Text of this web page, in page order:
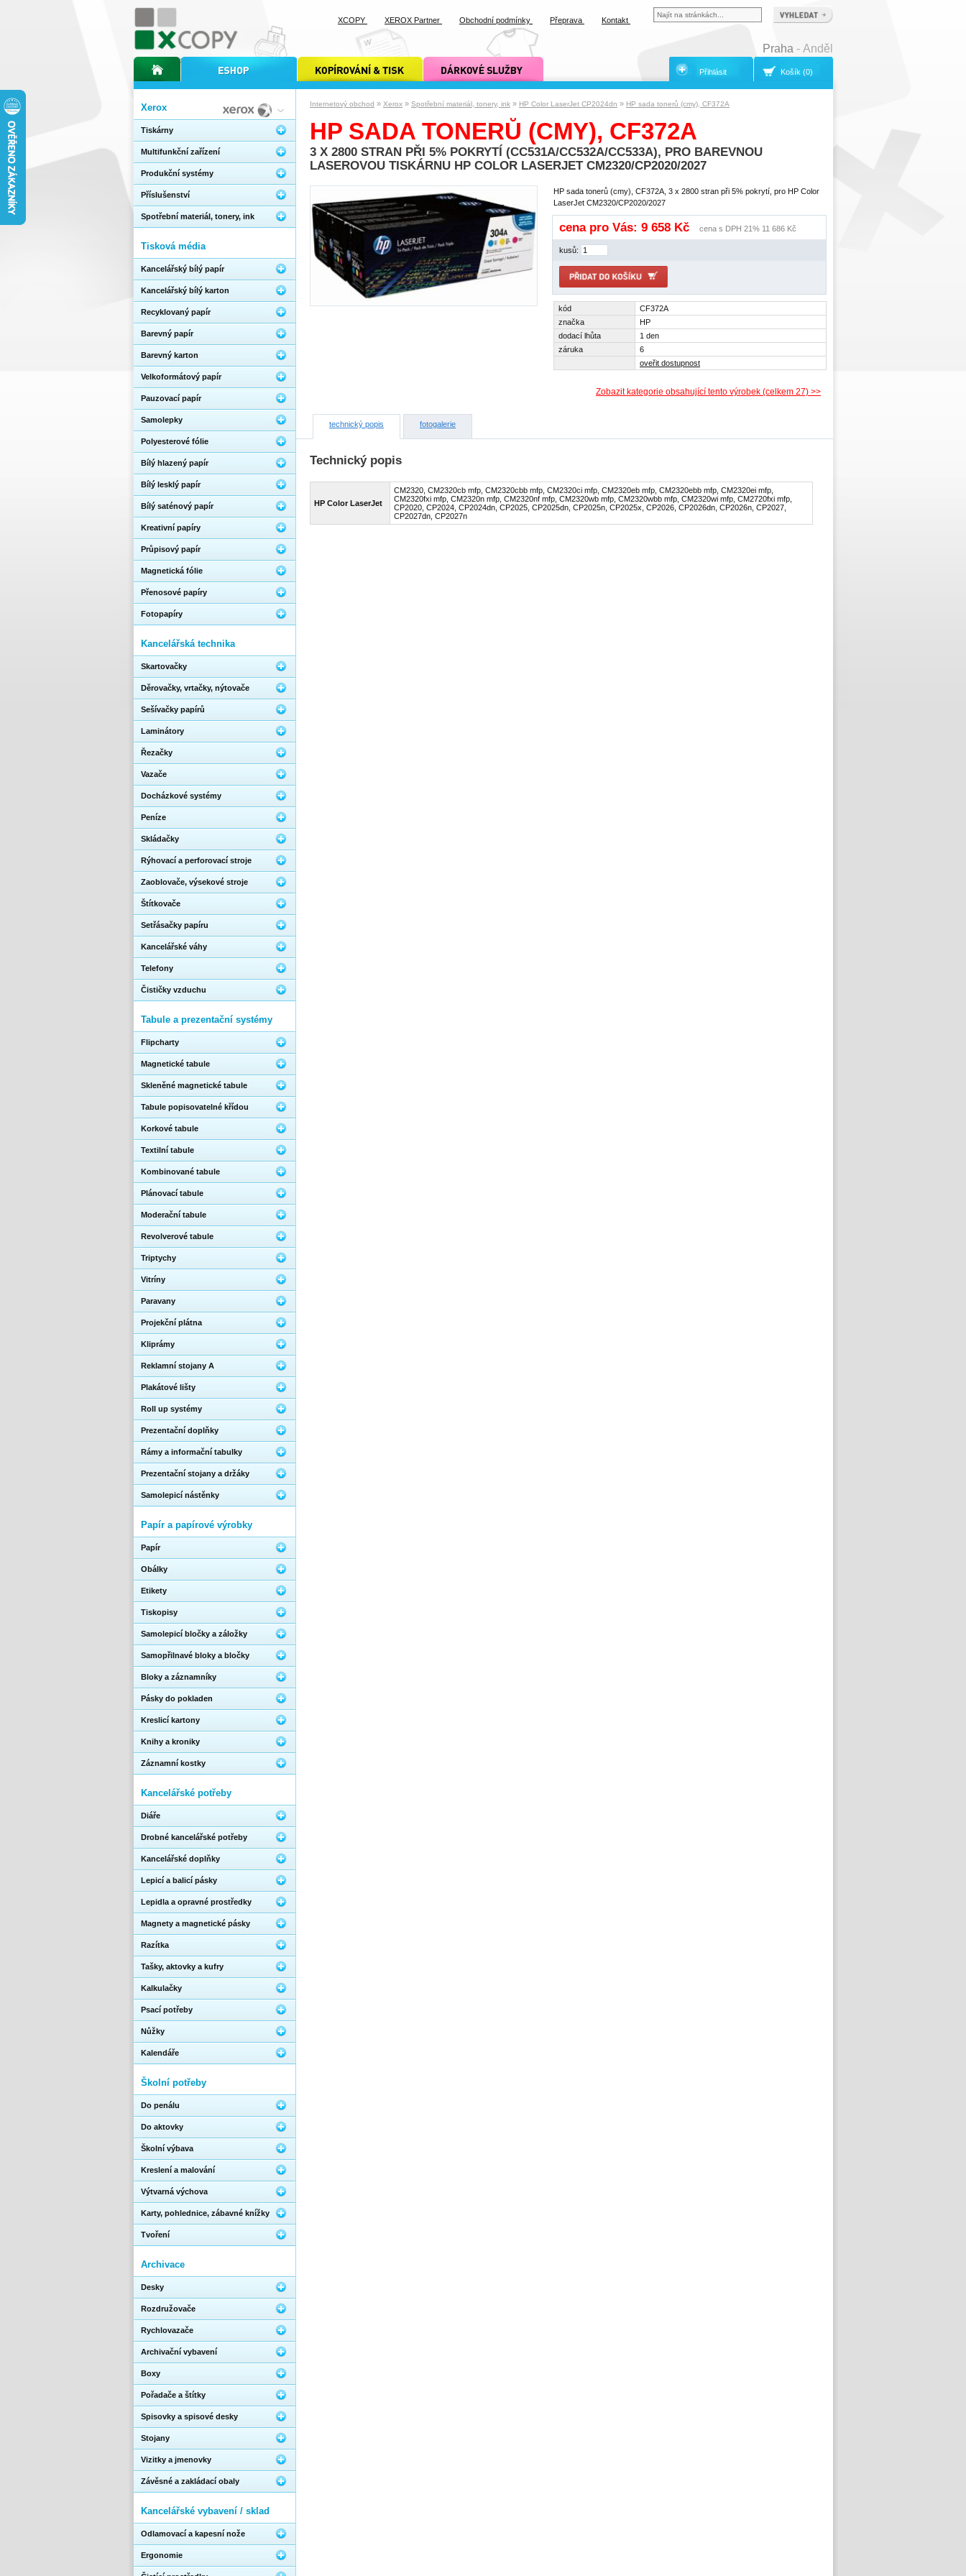
Internetový obchod » Xerox » Spotřební materiál, tonery, ink » HP Color LaserJet CP2024dn » HP sada tonerů (cmy), CF372A
HP SADA TONERŮ (CMY), CF372A
3 X 2800 STRAN PŘI 5% POKRYTÍ (CC531A/CC532A/CC533A), PRO BAREVNOU
LASEROVOU TISKÁRNU HP COLOR LASERJET CM2320/CP2020/2027
HP sada tonerů (cmy), CF372A, 3 x 2800 stran při 5% pokrytí, pro HP Color
LaserJet CM2320/CP2020/2027
cena pro Vás: 9 658 Kč cena s DPH 21% 11 686 Kč
kusů:
kód
CF372A
značka
HP
dodací lhůta
1 den
záruka
6
oveřit dostupnost
Zobazit kategorie obsahující tento výrobek (celkem 27) >>
technický popis fotogalerie
Technický popis
HP Color LaserJet
CM2320, CM2320cb mfp, CM2320cbb mfp, CM2320ci mfp, CM2320eb mfp, CM2320ebb mfp, CM2320ei mfp,
CM2320fxi mfp, CM2320n mfp, CM2320nf mfp, CM2320wb mfp, CM2320wbb mfp, CM2320wi mfp, CM2720fxi mfp,
CP2020, CP2024, CP2024dn, CP2025, CP2025dn, CP2025n, CP2025x, CP2026, CP2026dn, CP2026n, CP2027,
CP2027dn, CP2027n
Xerox
Tiskárny
Multifunkční zařízení
Produkční systémy
Příslušenství
Spotřební materiál, tonery, ink
Tisková média
Kancelářský bílý papír
Kancelářský bílý karton
Recyklovaný papír
Barevný papír
Barevný karton
Velkoformátový papír
Pauzovací papír
Samolepky
Polyesterové fólie
Bílý hlazený papír
Bílý lesklý papír
Bílý saténový papír
Kreativní papíry
Průpisový papír
Magnetická fólie
Přenosové papíry
Fotopapíry
Kancelářská technika
Skartovačky
Děrovačky, vrtačky, nýtovače
Sešívačky papírů
Laminátory
Řezačky
Vazače
Docházkové systémy
Peníze
Skládačky
Rýhovací a perforovací stroje
Zaoblovače, výsekové stroje
Štítkovače
Setřásačky papíru
Kancelářské váhy
Telefony
Čističky vzduchu
Tabule a prezentační systémy
Flipcharty
Magnetické tabule
Skleněné magnetické tabule
Tabule popisovatelné křídou
Korkové tabule
Textilní tabule
Kombinované tabule
Plánovací tabule
Moderační tabule
Revolverové tabule
Triptychy
Vitríny
Paravany
Projekční plátna
Kliprámy
Reklamní stojany A
Plakátové lišty
Roll up systémy
Prezentační doplňky
Rámy a informační tabulky
Prezentační stojany a držáky
Samolepicí nástěnky
Papír a papírové výrobky
Papír
Obálky
Etikety
Tiskopisy
Samolepicí bločky a záložky
Samopřilnavé bloky a bločky
Bloky a záznamníky
Pásky do pokladen
Kreslicí kartony
Knihy a kroniky
Záznamní kostky
Kancelářské potřeby
Diáře
Drobné kancelářské potřeby
Kancelářské doplňky
Lepicí a balicí pásky
Lepidla a opravné prostředky
Magnety a magnetické pásky
Razítka
Tašky, aktovky a kufry
Kalkulačky
Psací potřeby
Nůžky
Kalendáře
Školní potřeby
Do penálu
Do aktovky
Školní výbava
Kreslení a malování
Výtvarná výchova
Karty, pohlednice, zábavné knížky
Tvoření
Archivace
Desky
Rozdružovače
Rychlovazače
Archivační vybavení
Boxy
Pořadače a štítky
Spisovky a spisové desky
Stojany
Vizitky a jmenovky
Závěsné a zakládací obaly
Kancelářské vybavení / sklad
Odlamovací a kapesní nože
Ergonomie
úvodní stránka xcopyinternetový obchod xcopy kopírování a tisk xcopy dárkové služby xcopy
XCOPY XEROX Partner Obchodní podmínky Přeprava Kontakt
Praha - Anděl
Košík (0)
Přihlásit